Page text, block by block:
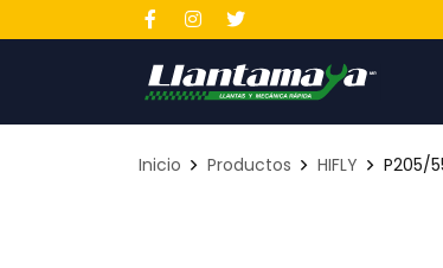
Inicio Productos HIFLY P205/